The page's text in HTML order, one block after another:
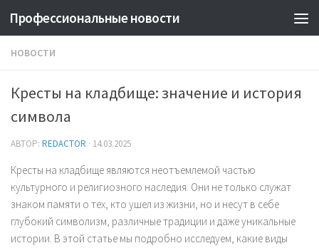
Профессиональные новости
НОВОСТИ
Кресты на кладбище: значение и история
символа
АВТОР: REDACTOR · 14.03.2025
Кресты на кладбище являются неотъемлемой частью
культурного и религиозного наследия. Они не только служат
знаком памяти о тех, кто ушел из жизни, но и несут в себе
глубокий символизм, различные традиции и даже уникальные
истории. В этой статье мы подробно исследуем, какие виды